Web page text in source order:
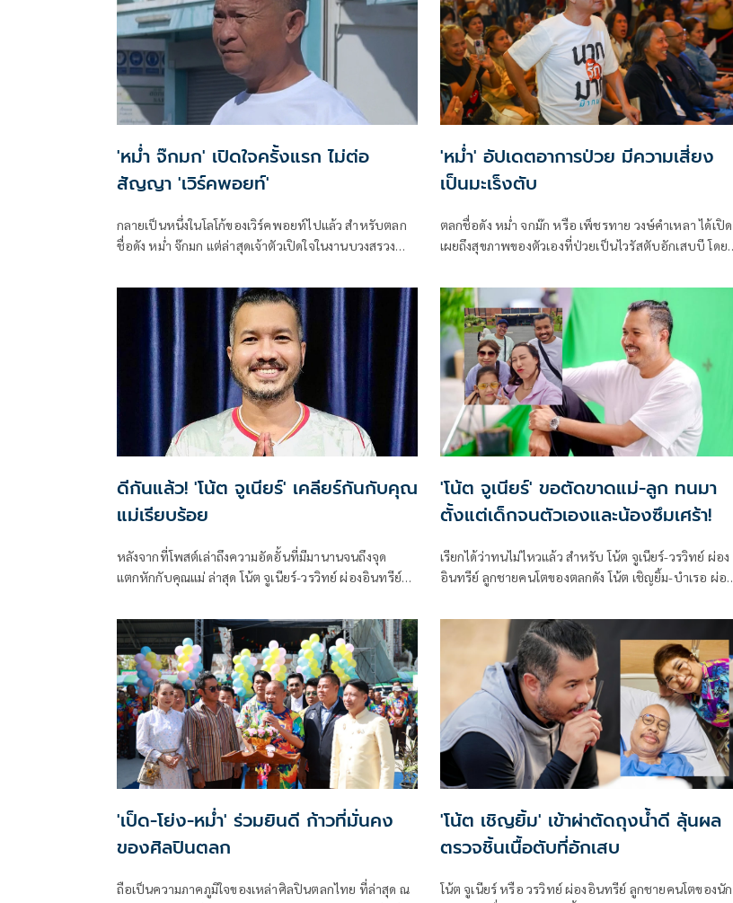
'หม่ำ จ๊กมก' เปิดใจครั้งแรก ไม่ต่อ
สัญญา 'เวิร์คพอยท์'
กลายเป็นหนึ่งในโลโก้ของเวิร์คพอยท์ไปแล้ว สำหรับตลก
ชื่อดัง หม่ำ จ๊กมก แต่ล่าสุดเจ้าตัวเปิดใจในงานบวงสรวง
เซนต์ต่อ เป็นการจากกันด้วยดี พร้อมแอบกระซิบว่ากำลัง
จะมีข่าวดีกับช่องอื่นแต่รูปแบบไหนต้องติดตาม
'หม่ำ' อัปเดตอาการป่วย มีความเสี่ยง
เป็นมะเร็งตับ
ตลกชื่อดัง หม่ำ จกม๊ก หรือ เพ็ชรทาย วงษ์คำเหลา ได้เปิด
เผยถึงสุขภาพของตัวเองที่ป่วยเป็นไวรัสตับอักเสบบี โดยใน
เมเจอร์ รัชโยธิน เจ้าตัวเผยว่าเป็นโรคทางพันธุกรรมตั้งแต่
เกิด การดูแลตัวเองต้องพักผ่อนให้เพียงพอ และลดดื่ม
แอลกอฮอล์
ดีกันแล้ว! 'โน้ต จูเนียร์' เคลียร์กันกับคุณ
แม่เรียบร้อย
หลังจากที่โพสต์เล่าถึงความอัดอั้นที่มีมานานจนถึงจุด
แตกหักกับคุณแม่ ล่าสุด โน้ต จูเนียร์-วรวิทย์ ผ่องอินทรีย์
โพสต์ยอมรับผิดเอง พร้อมอัปเดตเคลียร์กับคุณแม่แล้ว
เรียบร้อย
'โน้ต จูเนียร์' ขอตัดขาดแม่-ลูก ทนมา
ตั้งแต่เด็กจนตัวเองและน้องซึมเศร้า!
เรียกได้ว่าทนไม่ไหวแล้ว สำหรับ โน้ต จูเนียร์-วรวิทย์ ผ่อง
อินทรีย์ ลูกชายคนโตของตลกดัง โน้ต เชิญยิ้ม-บำเรอ ผ่อง
จนถึงจุดแตกหักกับคุณแม่
'เป็ด-โย่ง-หม่ำ' ร่วมยินดี ก้าวที่มั่นคง
ของศิลปินตลก
ถือเป็นความภาคภูมิใจของเหล่าศิลปินตลกไทย ที่ล่าสุด ณ
'โน้ต เชิญยิ้ม' เข้าผ่าตัดถุงน้ำดี ลุ้นผล
ตรวจชิ้นเนื้อตับที่อักเสบ
โน้ต จูเนียร์ หรือ วรวิทย์ ผ่องอินทรีย์ ลูกชายคนโตของนัก